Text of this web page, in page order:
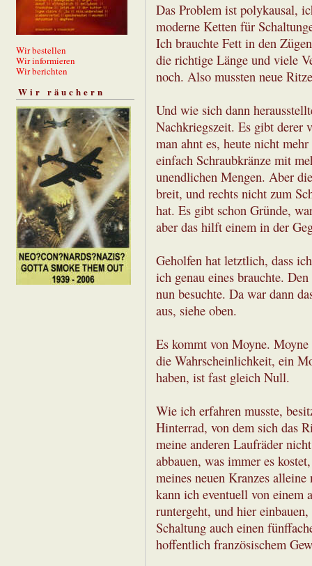
Wir bestellen
Wir informieren
Wir berichten
Wir räuchern
Das Problem ist polykausal,
moderne Ketten für
Ich brauchte Fett in den
die richtige Länge und viele
noch. Also mussten neue
Und wie sich dann
Nachkriegszeit. Es gibt derer
man ahnt es, heute nicht
einfach Schraubkränze mit
unendlichen Mengen. Aber
breit, und rechts nicht zum
hat. Es gibt schon Gründe,
aber das hilft einem in der
Geholfen hat letztlich, dass
ich genau eines brauchte.
nun besuchte. Da war dann
aus, siehe oben.
Es kommt von Moyne.
die Wahrscheinlichkeit, ein
haben, ist fast gleich Null.
Wie ich erfahren musste,
Hinterrad, von dem sich das
meine anderen Laufräder
abbauen, was immer es
meines neuen Kranzes
kann ich eventuell von einem
runtergeht, und hier
Schaltung auch einen
hoffentlich französischem